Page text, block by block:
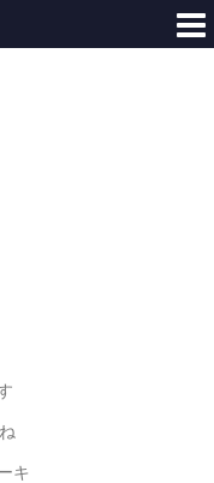
キ